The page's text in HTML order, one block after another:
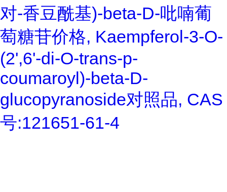
对-香豆酰基)-beta-D-吡喃葡
萄糖苷价格, Kaempferol-3-O-
(2',6'-di-O-trans-p-
coumaroyl)-beta-D-
glucopyranoside对照品, CAS
号:121651-61-4